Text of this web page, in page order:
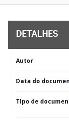
DETALHES
Autor
Data do
TIpo de